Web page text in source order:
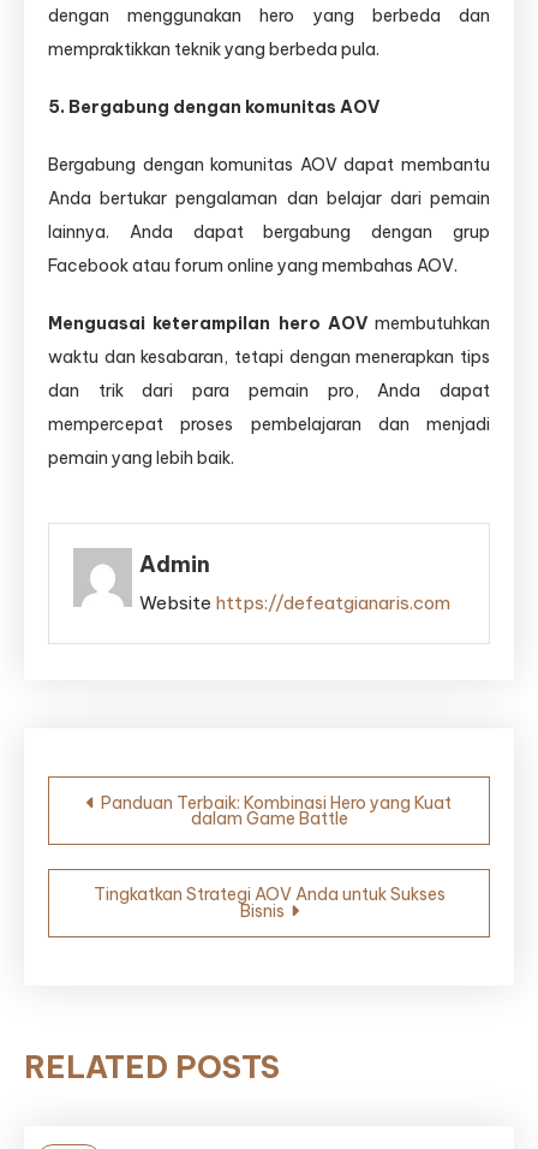
dengan menggunakan hero yang berbeda dan
mempraktikkan teknik yang berbeda pula.
5. Bergabung dengan komunitas AOV
Bergabung dengan komunitas AOV dapat membantu
Anda bertukar pengalaman dan belajar dari pemain
lainnya. Anda dapat bergabung dengan grup
Facebook atau forum online yang membahas AOV.
Menguasai keterampilan hero AOVmembutuhkan
waktu dan kesabaran, tetapi dengan menerapkan tips
dan trik dari para pemain pro, Anda dapat
mempercepat proses pembelajaran dan menjadi
pemain yang lebih baik.
Admin
Website https://defeatgianaris.com
Post
navigation
Panduan Terbaik: Kombinasi Hero yang Kuat
dalam Game Battle
Tingkatkan Strategi AOV Anda untuk Sukses
Bisnis
RELATED POSTS